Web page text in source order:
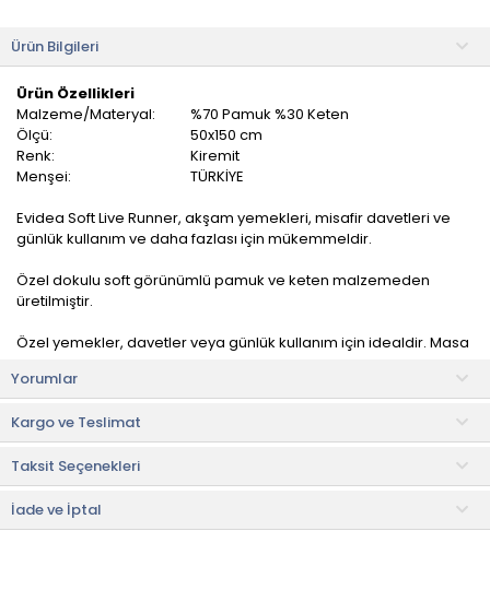
Ürün Bilgileri
Ürün Özellikleri
Malzeme/Materyal:
%70 Pamuk %30 Keten
Ölçü:
50x150 cm
Renk:
Kiremit
Menşei:
TÜRKİYE
Evidea Soft Live Runner, akşam yemekleri, misafir davetleri ve
günlük kullanım ve daha fazlası için mükemmeldir.
Özel dokulu soft görünümlü pamuk ve keten malzemeden
üretilmiştir.
Özel yemekler, davetler veya günlük kullanım için idealdir. Masa
Kullanım ve Bakım Bilgileri
• Ürünlerimiz makinede yıkanabilir özellikte olduklarından ötürü
kirlendiklerinde yıkayarak ilk günkü yeniliğine kavuşturabilir, uzun
yıllar kullanabilirsiniz.
• Ürününüzü ılık suda 30 °C'de yıkayınız.
• Ağartıcı ve çamaşır suyu kullanmayınız.
• Santrifüj yapmayınız.
Yorumlar
Kargo ve Teslimat
Taksit Seçenekleri
İade ve İptal